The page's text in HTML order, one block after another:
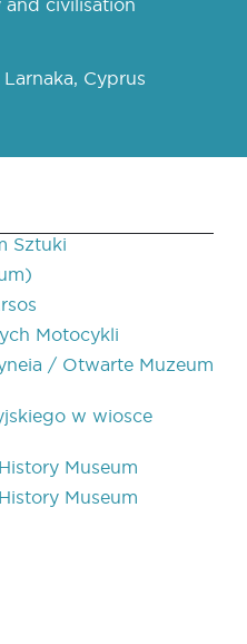
and civilisation
Cyprus
Sztuki
Motocykli
/ Otwarte Muzeum
w wiosce
Museum
Museum